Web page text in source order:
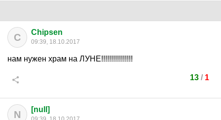
C Chipsen
09:39, 18.10.2017
нам нужен храм на ЛУНЕ!!!!!!!!!!!!!!!!
13 / 1
N [null]